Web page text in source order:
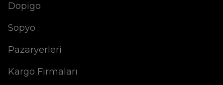
Dopigo
Sopyo
Pazaryerleri
Kargo Firmaları